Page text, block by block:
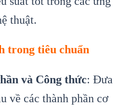
thuật.
trong tiêu chuẩn
và Công thức: Đưa
về các thành phần cơ